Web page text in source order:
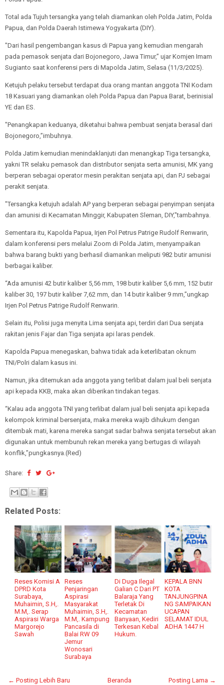
Total ada Tujuh tersangka yang telah diamankan oleh Polda Jatim, Polda
Papua, dan Polda Daerah Istimewa Yogyakarta (DIY).
"Dari hasil pengembangan kasus di Papua yang kemudian mengarah
pada pemasok senjata dari Bojonegoro, Jawa Timur,” ujar Komjen Imam
Sugianto saat konferensi pers di Mapolda Jatim, Selasa (11/3/2025).
Ketujuh pelaku tersebut terdapat dua orang mantan anggota TNI Kodam
18 Kasuari yang diamankan oleh Polda Papua dan Papua Barat, berinisial
YE dan ES.
"Penangkapan keduanya, diketahui bahwa pembuat senjata berasal dari
Bojonegoro,”imbuhnya.
Polda Jatim kemudian menindaklanjuti dan menangkap Tiga tersangka,
yakni TR selaku pemasok dan distributor senjata serta amunisi, MK yang
berperan sebagai operator mesin perakitan senjata api, dan PJ sebagai
perakit senjata.
"Tersangka ketujuh adalah AP yang berperan sebagai penyimpan senjata
dan amunisi di Kecamatan Minggir, Kabupaten Sleman, DIY,"tambahnya.
Sementara itu, Kapolda Papua, Irjen Pol Petrus Patrige Rudolf Renwarin,
dalam konferensi pers melalui Zoom di Polda Jatim, menyampaikan
bahwa barang bukti yang berhasil diamankan meliputi 982 butir amunisi
berbagai kaliber.
“Ada amunisi 42 butir kaliber 5,56 mm, 198 butir kaliber 5,6 mm, 152 butir
kaliber 30, 197 butir kaliber 7,62 mm, dan 14 butir kaliber 9 mm,”ungkap
Irjen Pol Petrus Patrige Rudolf Renwarin.
Selain itu, Polisi juga menyita Lima senjata api, terdiri dari Dua senjata
rakitan jenis Fajar dan Tiga senjata api laras pendek.
Kapolda Papua menegaskan, bahwa tidak ada keterlibatan oknum
TNI/Polri dalam kasus ini.
Namun, jika ditemukan ada anggota yang terlibat dalam jual beli senjata
api kepada KKB, maka akan diberikan tindakan tegas.
“Kalau ada anggota TNI yang terlibat dalam jual beli senjata api kepada
kelompok kriminal bersenjata, maka mereka wajib dihukum dengan
ditembak mati, karena mereka sangat sadar bahwa senjata tersebut akan
digunakan untuk membunuh rekan mereka yang bertugas di wilayah
konflik,”pungkasnya.(Red)
Share:
Related Posts:
Reses Komisi A
DPRD Kota
Surabaya,
Muhaimin, S.H,.
M.M,. Serap
Aspirasi Warga
Margorejo
Sawah
Reses
Penjaringan
Aspirasi
Masyarakat
Muhaimin, S.H,.
M.M,. Kampung
Pancasila di
Balai RW 09
Jemur
Wonosari
Surabaya
Di Duga Ilegal
Galian C Dari PT
Balaraja Yang
Terletak Di
Kecamatan
Banyaan, Kediri
Terkesan Kebal
Hukum.
KEPALA BNN
KOTA
TANJUNGPINA
NG SAMPAIKAN
UCAPAN
SELAMAT IDUL
ADHA 1447 H
← Posting Lebih Baru Posting Lama →
Beranda